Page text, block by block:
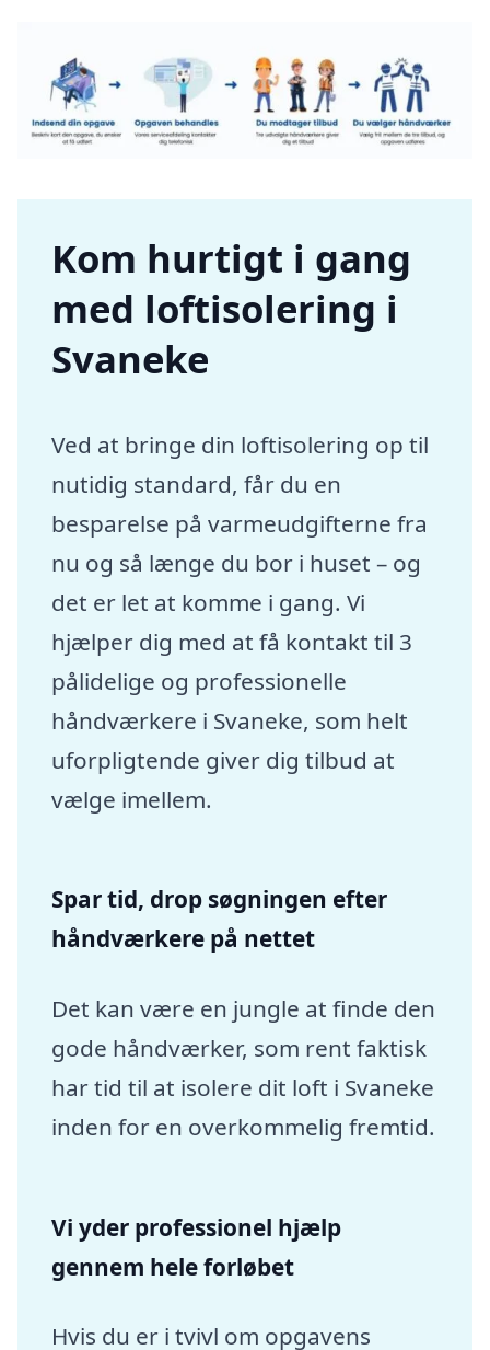
Kom hurtigt i gang
med loftisolering i
Svaneke
Ved at bringe din loftisolering op til
nutidig standard, får du en
besparelse på varmeudgifterne fra
nu og så længe du bor i huset – og
det er let at komme i gang. Vi
hjælper dig med at få kontakt til 3
pålidelige og professionelle
håndværkere i Svaneke, som helt
uforpligtende giver dig tilbud at
vælge imellem.
Spar tid, drop søgningen efter
håndværkere på nettet
Det kan være en jungle at finde den
gode håndværker, som rent faktisk
har tid til at isolere dit loft i Svaneke
inden for en overkommelig fremtid.
Vi yder professionel hjælp
gennem hele forløbet
Hvis du er i tvivl om opgavens